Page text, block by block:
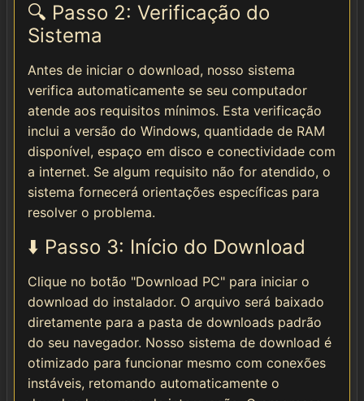
🔍 Passo 2: Verificação do
Sistema
Antes de iniciar o download, nosso sistema
verifica automaticamente se seu computador
atende aos requisitos mínimos. Esta verificação
inclui a versão do Windows, quantidade de RAM
disponível, espaço em disco e conectividade com
a internet. Se algum requisito não for atendido, o
sistema fornecerá orientações específicas para
resolver o problema.
⬇️ Passo 3: Início do Download
Clique no botão "Download PC" para iniciar o
download do instalador. O arquivo será baixado
diretamente para a pasta de downloads padrão
do seu navegador. Nosso sistema de download é
otimizado para funcionar mesmo com conexões
instáveis, retomando automaticamente o